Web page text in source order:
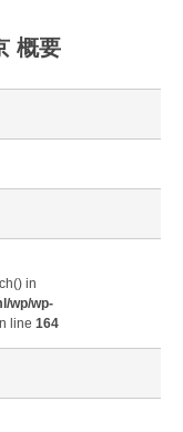
概要
in
wp/wp-
line 164